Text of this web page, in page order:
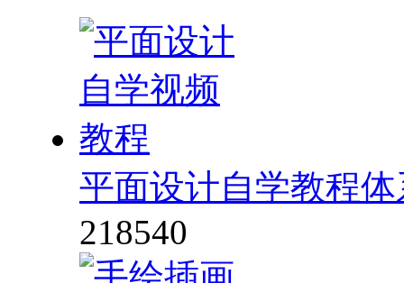
平面设计自学教程体
218540